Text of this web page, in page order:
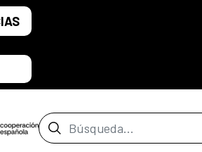
Barra de búsqueda